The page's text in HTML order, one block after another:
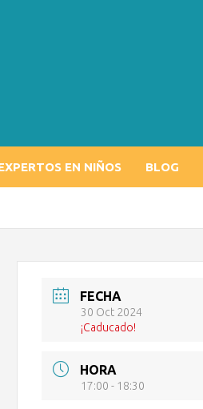
EN NIÑOS BLOG
FECHA
30 Oct 2024
¡Caducado!
HORA
17:00 - 18:30